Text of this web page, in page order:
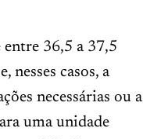
entre 36,5 a 37,5
nesses casos, a
necessárias ou a
uma unidade